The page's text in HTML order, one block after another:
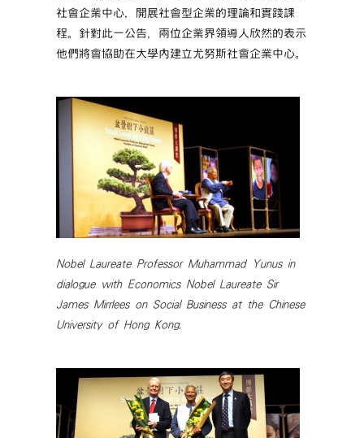
社會企業中心，開展社會型企業的理論和實踐課
程。針對此一公告，兩位企業界領導人欣然的表示
他們將會協助在大學內建立尤努斯社會企業中心。
Nobel Laureate Professor Muhammad Yunus in
dialogue with Economics Nobel Laureate Sir
James Mirrlees on Social Business at the Chinese
University of Hong Kong.